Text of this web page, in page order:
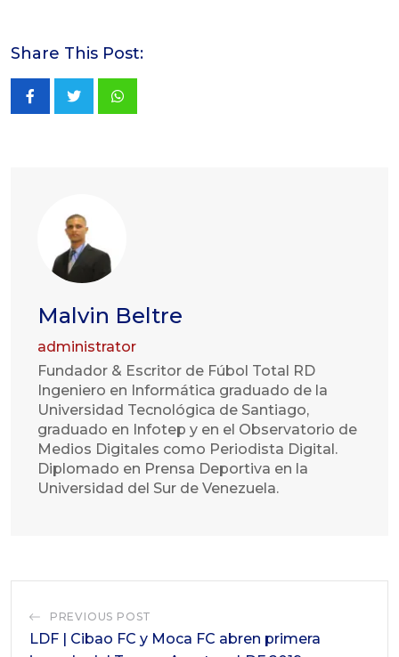
Share This Post:
Whatsapp
Malvin Beltre
administrator
Fundador & Escritor de Fúbol Total RD
Ingeniero en Informática graduado de la
Universidad Tecnológica de Santiago,
graduado en Infotep y en el Observatorio de
Medios Digitales como Periodista Digital.
Diplomado en Prensa Deportiva en la
Universidad del Sur de Venezuela.
PREVIOUS POST
LDF | Cibao FC y Moca FC abren primera